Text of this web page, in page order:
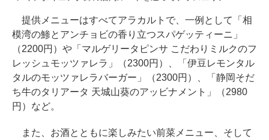
提供メニューはすべてアラカルトで、一例として「相
模湾の鯵とアンチョビの香り立つスパゲッティーニ」
（2200円）や「マルゲリータピンサ こだわりミルクのフ
レッシュモッツァレラ」（2300円）、「伊豆レモンタル
タルのモッツァレラバーガー」（2300円）、「静岡そだ
ち牛のタリアータ 天城山葵のアッビナメント」（2980
円）など。
また、お酒とともに楽しみたい前菜メニュー、そして